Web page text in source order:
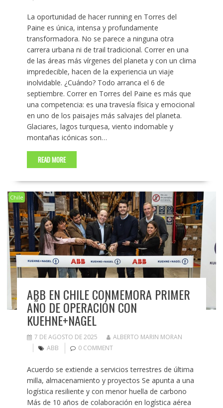
La oportunidad de hacer running en Torres del
Paine es única, intensa y profundamente
transformadora. No se parece a ninguna otra
carrera urbana ni de trail tradicional. Correr en una
de las áreas más vírgenes del planeta y con un clima
impredecible, hacen de la experiencia un viaje
inolvidable. ¿Cuándo? Todo arranca el 6 de
septiembre. Correr en Torres del Paine es más que
una competencia: es una travesía física y emocional
en uno de los paisajes más salvajes del planeta.
Glaciares, lagos turquesa, viento indomable y
montañas icónicas son…
READ MORE
Chile
ABB EN CHILE CONMEMORA PRIMER
AÑO DE OPERACIÓN CON
KUEHNE+NAGEL
7 DE AGOSTO DE 2025
ALBERTO MARIN MORAN
ABB
0 COMMENT
Acuerdo se extiende a servicios terrestres de última
milla, almacenamiento y proyectos Se apunta a una
logística resiliente y con menor huella de carbono
Más de 10 años de colaboración en logística aérea